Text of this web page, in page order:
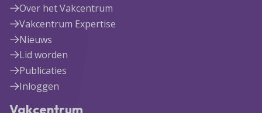
Over het Vakcentrum
Vakcentrum Expertise
Nieuws
Lid worden
Publicaties
Inloggen
Vakcentrum